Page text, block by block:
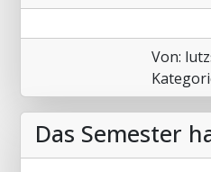
Von:
Das Semester